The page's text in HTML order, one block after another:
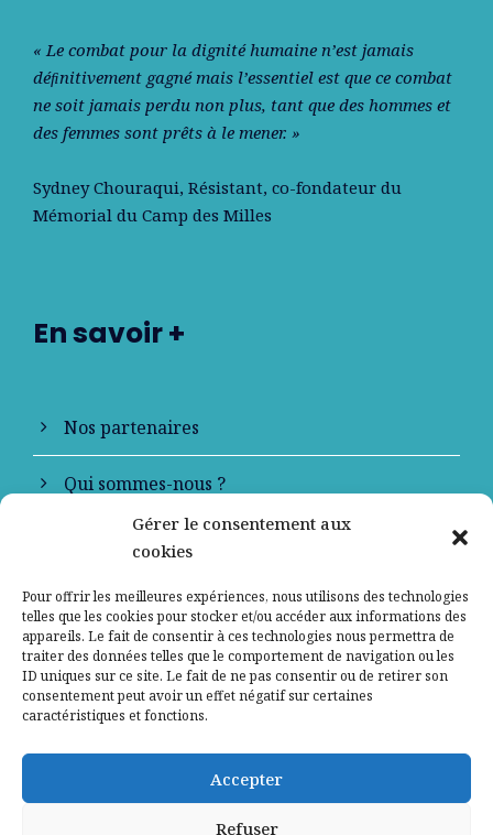
Gérer le consentement aux
cookies
Pour offrir les meilleures expériences, nous utilisons des technologies
telles que les cookies pour stocker et/ou accéder aux informations des
appareils. Le fait de consentir à ces technologies nous permettra de
traiter des données telles que le comportement de navigation ou les
ID uniques sur ce site. Le fait de ne pas consentir ou de retirer son
consentement peut avoir un effet négatif sur certaines
caractéristiques et fonctions.
Accepter
Refuser
« Le combat pour la dignité humaine n’est jamais
déﬁnitivement gagné mais l’essentiel est que ce combat
ne soit jamais perdu non plus, tant que des hommes et
des femmes sont prêts à le mener. »
Sydney Chouraqui, Résistant, co-fondateur du
Mémorial du Camp des Milles
En savoir +
Nos partenaires
Qui sommes-nous ?
Contactez-nous
Mentions légales
Politique de confidentialité